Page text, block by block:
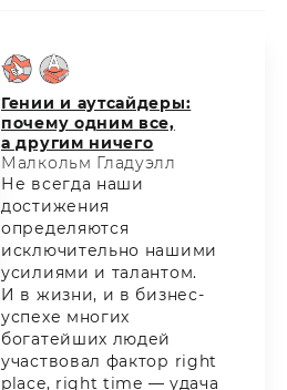
Гении и аутсайдеры:
почему одним все,
а другим ничего
Малкольм Гладуэлл
Не всегда наши
достижения
определяются
исключительно нашими
усилиями и талантом.
И в жизни, и в бизнес-
успехе многих
богатейших людей
участвовал фактор right
place, right time — удача